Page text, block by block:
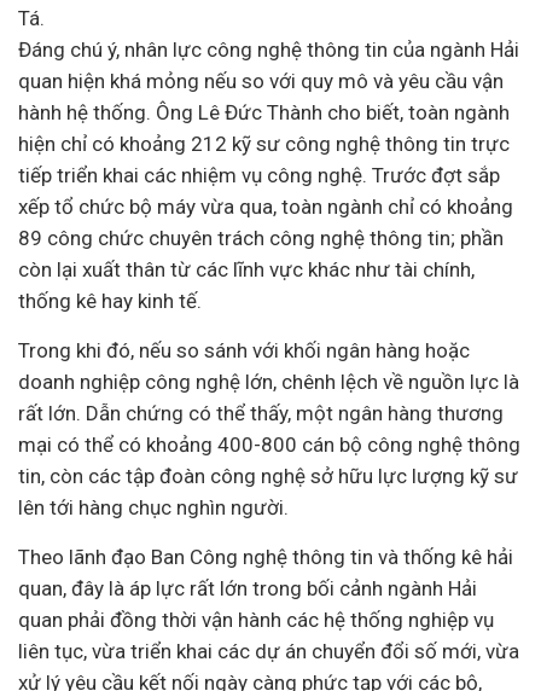
Tá.
Đáng chú ý, nhân lực công nghệ thông tin của ngành Hải
quan hiện khá mỏng nếu so với quy mô và yêu cầu vận
hành hệ thống. Ông Lê Đức Thành cho biết, toàn ngành
hiện chỉ có khoảng 212 kỹ sư công nghệ thông tin trực
tiếp triển khai các nhiệm vụ công nghệ. Trước đợt sắp
xếp tổ chức bộ máy vừa qua, toàn ngành chỉ có khoảng
89 công chức chuyên trách công nghệ thông tin; phần
còn lại xuất thân từ các lĩnh vực khác như tài chính,
thống kê hay kinh tế.
Trong khi đó, nếu so sánh với khối ngân hàng hoặc
doanh nghiệp công nghệ lớn, chênh lệch về nguồn lực là
rất lớn. Dẫn chứng có thể thấy, một ngân hàng thương
mại có thể có khoảng 400-800 cán bộ công nghệ thông
tin, còn các tập đoàn công nghệ sở hữu lực lượng kỹ sư
lên tới hàng chục nghìn người.
Theo lãnh đạo Ban Công nghệ thông tin và thống kê hải
quan, đây là áp lực rất lớn trong bối cảnh ngành Hải
quan phải đồng thời vận hành các hệ thống nghiệp vụ
liên tục, vừa triển khai các dự án chuyển đổi số mới, vừa
xử lý yêu cầu kết nối ngày càng phức tạp với các bộ,